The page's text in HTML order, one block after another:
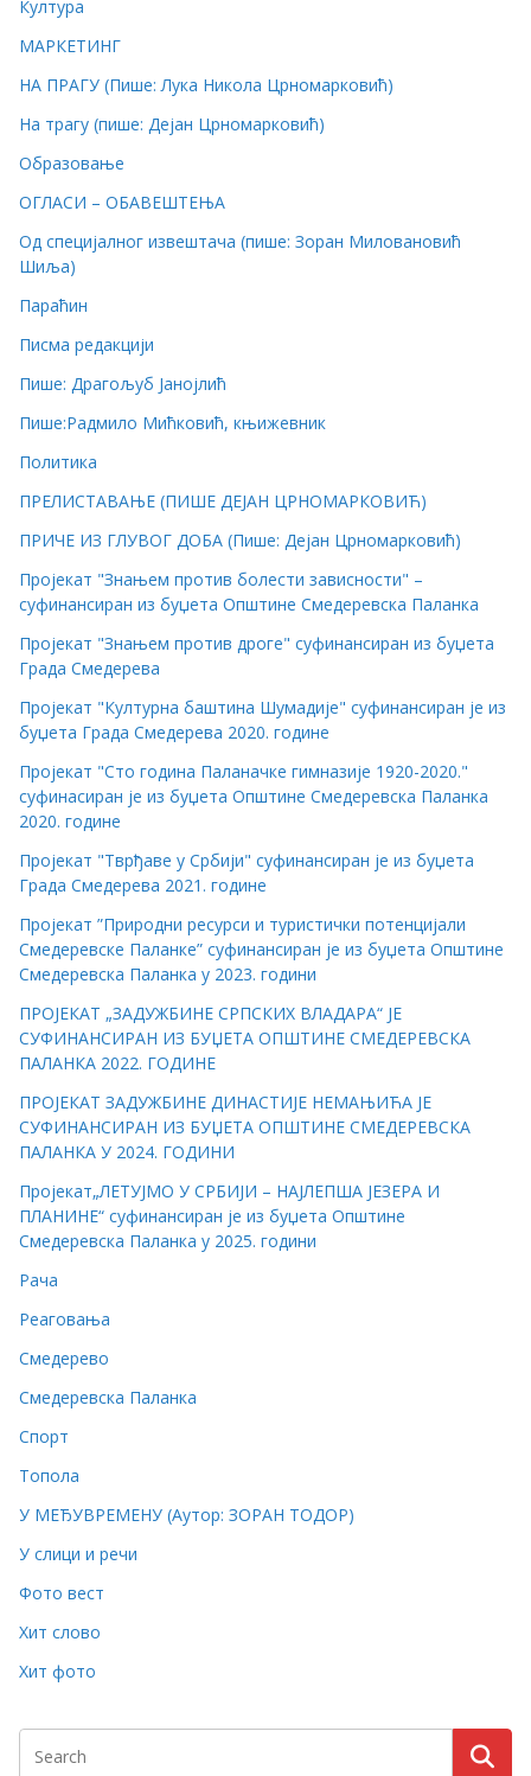
Култура
МАРКЕТИНГ
НА ПРАГУ (Пише: Лука Никола Црномарковић)
На трагу (пише: Дејан Црномарковић)
Образовање
ОГЛАСИ – ОБАВЕШТЕЊА
Од специјалног извештача (пише: Зоран Миловановић
Шиља)
Параћин
Писма редакцији
Пише: Драгољуб Јанојлић
Пише:Радмило Мићковић, књижевник
Политика
ПРЕЛИСТАВАЊЕ (ПИШЕ ДЕЈАН ЦРНОМАРКОВИЋ)
ПРИЧЕ ИЗ ГЛУВОГ ДОБА (Пише: Дејан Црномарковић)
Пројекат "Знањем против болести зависности" –
суфинансиран из буџета Општине Смедеревска Паланка
Пројекат "Знањем против дроге" суфинансиран из буџета
Града Смедерева
Пројекат "Културна баштина Шумадије" суфинансиран је из
буџета Града Смедерева 2020. године
Пројекат "Сто година Паланачке гимназије 1920-2020."
суфинасиран је из буџета Општине Смедеревска Паланка
2020. године
Пројекат "Тврђаве у Србији" суфинансиран је из буџета
Града Смедерева 2021. године
Пројекат ”Природни ресурси и туристички потенцијали
Смедеревске Паланке” суфинансиран је из буџета Општине
Смедеревска Паланка у 2023. години
ПРОЈЕКАТ „ЗАДУЖБИНЕ СРПСКИХ ВЛАДАРА“ ЈЕ
СУФИНАНСИРАН ИЗ БУЏЕТА ОПШТИНЕ СМЕДЕРЕВСКА
ПАЛАНКА 2022. ГОДИНЕ
ПРОЈЕКАТ ЗАДУЖБИНЕ ДИНАСТИЈЕ НЕМАЊИЋА ЈЕ
СУФИНАНСИРАН ИЗ БУЏЕТА ОПШТИНЕ СМЕДЕРЕВСКА
ПАЛАНКА У 2024. ГОДИНИ
Пројекат„ЛЕТУЈМО У СРБИЈИ – НАЈЛЕПША ЈЕЗЕРА И
ПЛАНИНЕ“ суфинансиран је из буџета Општине
Смедеревска Паланка у 2025. години
Рача
Реаговања
Смедерево
Смедеревска Паланка
Спорт
Топола
У МЕЂУВРЕМЕНУ (Аутор: ЗОРАН ТОДОР)
У слици и речи
Фото вест
Хит слово
Хит фото